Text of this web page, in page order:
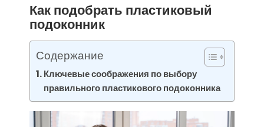
Как подобрать пластиковый
подоконник
Содержание
Ключевые соображения по выбору
правильного пластикового подоконника